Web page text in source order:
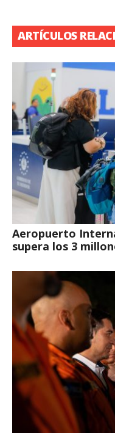
ARTÍCULOS
Aeropuerto
supera los 3